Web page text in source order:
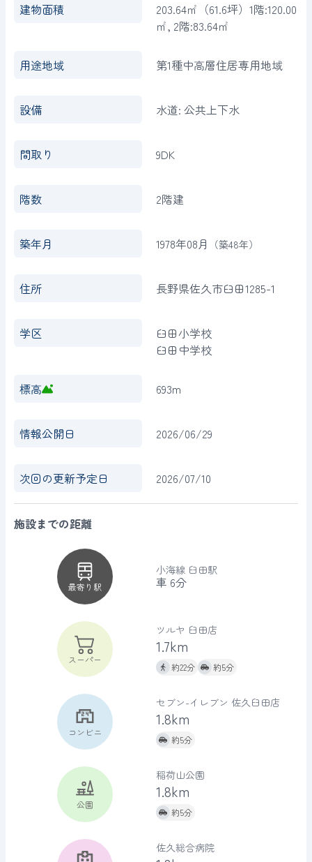
建物面積
203.64㎡（61.6坪）1階:120.00
㎡, 2階:83.64㎡
用途地域 第1種中高層住居専用地域
設備 水道: 公共上下水
間取り 9DK
階数 2階建
築年月 1978年08月 （築48年）
住所 長野県佐久市臼田1285-1
学区
臼田小学校
臼田中学校
標高 693m
情報公開日 2026/06/29
次回の更新予定日 2026/07/10
施設までの距離
最寄り駅
小海線 臼田駅
車 6分
スーパー
ツルヤ 臼田店
1.7km
約22分 約5分
コンビニ
セブン-イレブン 佐久臼田店
1.8km
約5分
公園
稲荷山公園
1.8km
約5分
佐久総合病院